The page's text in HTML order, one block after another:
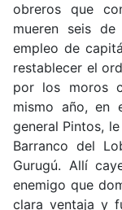
obreros que
mueren seis
empleo de
restablecer el
por los moros
mismo año, en
general Pintos,
Barranco del
Gurugú. Allí
enemigo que
clara ventaja y